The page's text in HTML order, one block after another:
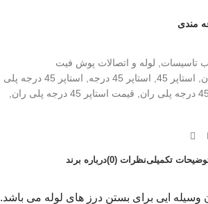
مندی
تاسیسات
لوله و اتصالات پوش فیت
استاپر 45 استاپر 45 درجه
استاپر 45 درجه پلی
قیمت استاپر 45 درجه پلی ران
تکمیلینظرات (0) درباره برند
وسیله ایی برای بستن درز های لوله می باشد.